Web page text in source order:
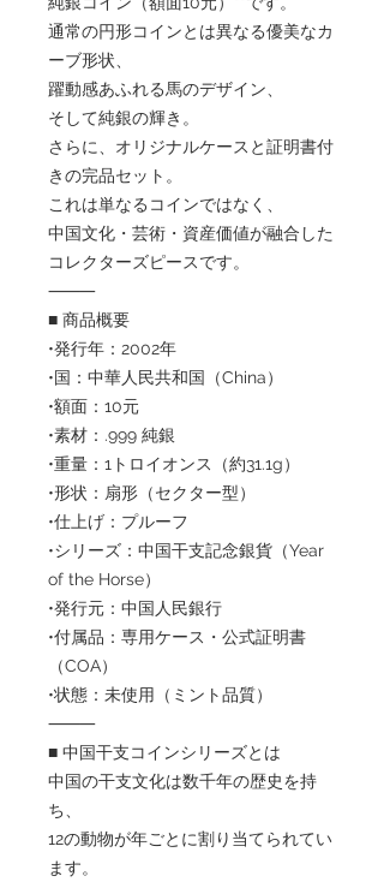
通常の円形コインとは異なる優美なカ
ーブ形状、
躍動感あふれる馬のデザイン、
そして純銀の輝き。
さらに、オリジナルケースと証明書付
きの完品セット。
これは単なるコインではなく、
中国文化・芸術・資産価値が融合した
コレクターズピースです。
⸻
■ 商品概要
•発行年：2002年
•国：中華人民共和国（China）
•額面：10元
•素材：.999 純銀
•重量：1トロイオンス（約31.1g）
•形状：扇形（セクター型）
•仕上げ：プルーフ
•シリーズ：中国干支記念銀貨（Year
of the Horse）
•発行元：中国人民銀行
•付属品：専用ケース・公式証明書
（COA）
•状態：未使用（ミント品質）
⸻
■ 中国干支コインシリーズとは
中国の干支文化は数千年の歴史を持
ち、
12の動物が年ごとに割り当てられてい
ます。